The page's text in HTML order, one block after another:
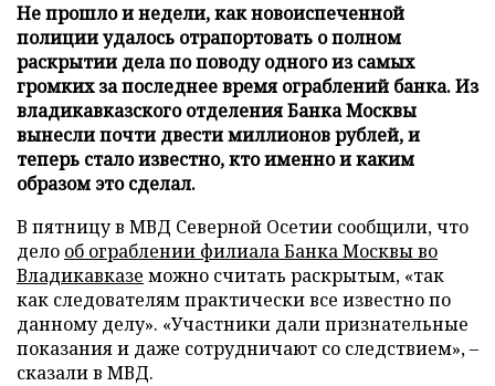
Не прошло и недели, как новоиспеченной
полиции удалось отрапортовать о полном
раскрытии дела по поводу одного из самых
громких за последнее время ограблений банка. Из
владикавказского отделения Банка Москвы
вынесли почти двести миллионов рублей, и
теперь стало известно, кто именно и каким
образом это сделал.
В пятницу в МВД Северной Осетии сообщили, что
дело об ограблении филиала Банка Москвы во
Владикавказе можно считать раскрытым, «так
как следователям практически все известно по
данному делу». «Участники дали признательные
показания и даже сотрудничают со следствием», –
сказали в МВД.